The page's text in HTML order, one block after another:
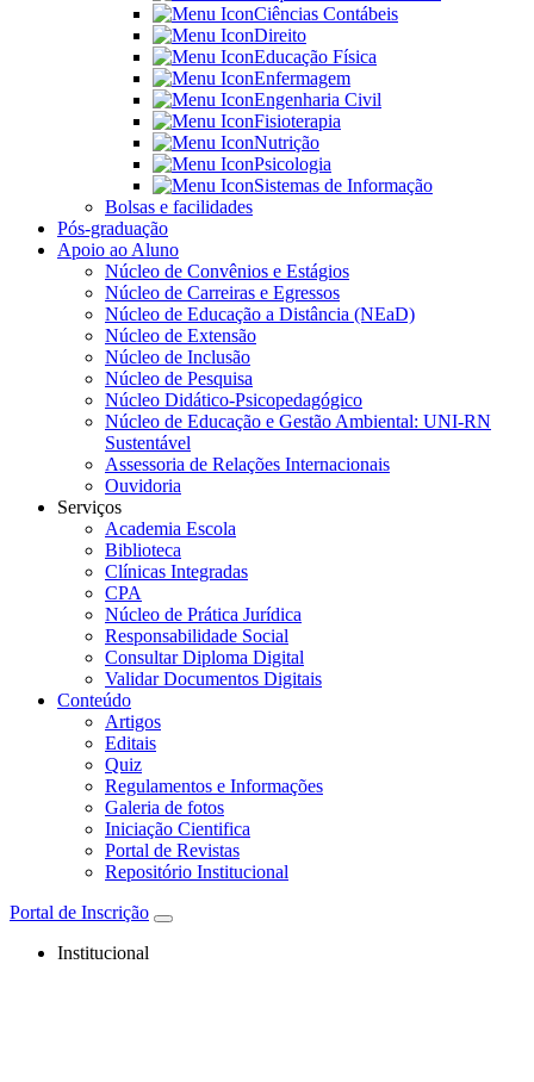
Ciências Contábeis
Direito
Educação Física
Enfermagem
Engenharia Civil
Fisioterapia
Nutrição
Psicologia
Sistemas de Informação
Bolsas e facilidades
Pós-graduação
Apoio ao Aluno
Núcleo de Convênios e Estágios
Núcleo de Carreiras e Egressos
Núcleo de Educação a Distância (NEaD)
Núcleo de Extensão
Núcleo de Inclusão
Núcleo de Pesquisa
Núcleo Didático-Psicopedagógico
Núcleo de Educação e Gestão Ambiental: UNI-RN
Sustentável
Assessoria de Relações Internacionais
Ouvidoria
Serviços
Academia Escola
Biblioteca
Clínicas Integradas
CPA
Núcleo de Prática Jurídica
Responsabilidade Social
Consultar Diploma Digital
Validar Documentos Digitais
Conteúdo
Artigos
Editais
Quiz
Regulamentos e Informações
Galeria de fotos
Iniciação Cientifica
Portal de Revistas
Repositório Institucional
Portal de Inscrição
Institucional